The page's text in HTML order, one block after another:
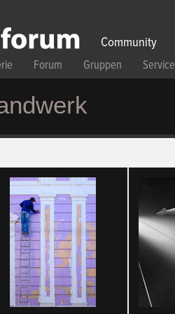
Community
Forum Gruppen Service